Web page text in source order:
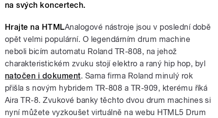
na svých koncertech.
Hrajte na HTMLAnalogové nástroje jsou v poslední době
opět velmi populární. O legendárním drum machine
neboli bicím automatu Roland TR-808, na jehož
charakteristickém zvuku stojí elektro a raný hip hop, byl
natočen i dokument. Sama firma Roland minulý rok
přišla s novým hybridem TR-808 a TR-909, kterému říká
Aira TR-8. Zvukové banky těchto dvou drum machines si
nyní můžete vyzkoušet virtuálně na webu HTML5 Drum